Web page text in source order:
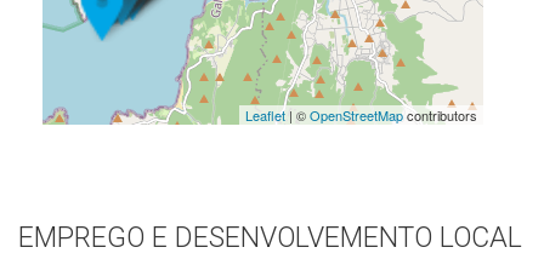
Leaflet| ©OpenStreetMapcontributors
EMPREGO E DESENVOLVEMENTO LOCAL